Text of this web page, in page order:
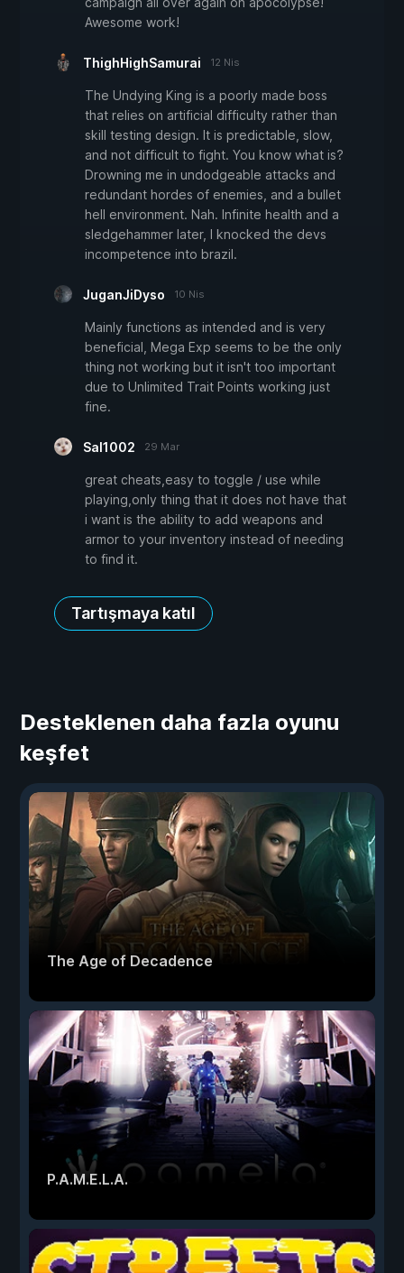
Awesome work!
ThighHighSamurai 12 Nis
The Undying King is a poorly made boss
that relies on artificial difficulty rather than
skill testing design. It is predictable, slow,
and not difficult to fight. You know what is?
Drowning me in undodgeable attacks and
redundant hordes of enemies, and a bullet
hell environment. Nah. Infinite health and a
sledgehammer later, I knocked the devs
incompetence into brazil.
JuganJiDyso 10 Nis
Mainly functions as intended and is very
beneficial, Mega Exp seems to be the only
thing not working but it isn't too important
due to Unlimited Trait Points working just
fine.
Sal1002 29 Mar
great cheats,easy to toggle / use while
playing,only thing that it does not have that
i want is the ability to add weapons and
armor to your inventory instead of needing
to find it.
Tartışmaya katıl
Desteklenen daha fazla oyunu
keşfet
The Age of Decadence
P.A.M.E.L.A.